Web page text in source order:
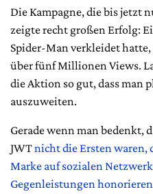
Die Kampagne, die bis jetzt
zeigte recht großen Erfolg:
Spider-Man verkleidet
über fünf Millionen Views.
die Aktion so gut, dass man
auszuweiten.
Gerade wenn man bedenkt,
JWTnicht die Ersten waren,
Marke auf sozialen
Gegenleistungen honorieren